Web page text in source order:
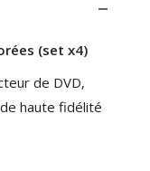
(set x4)
de DVD,
haute fidélité